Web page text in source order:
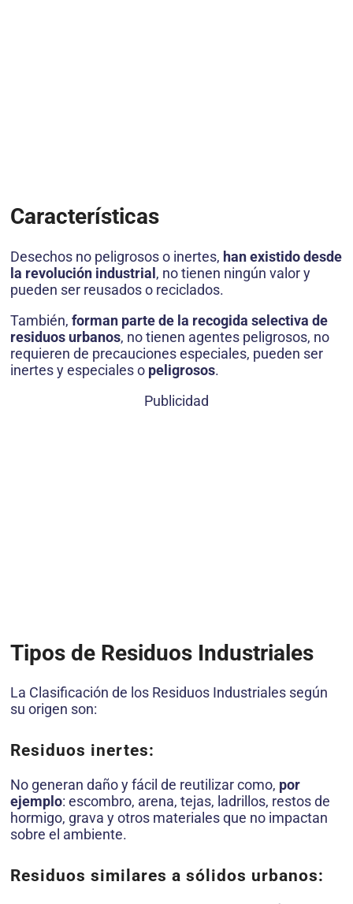
Características
Desechos no peligrosos o inertes, han existido desde
la revolución industrial, no tienen ningún valor y
pueden ser reusados o reciclados.
También, forman parte de la recogida selectiva de
residuos urbanos, no tienen agentes peligrosos, no
requieren de precauciones especiales, pueden ser
inertes y especiales o peligrosos.
Publicidad
Tipos de Residuos Industriales
La Clasificación de los Residuos Industriales según
su origen son:
Residuos inertes:
No generan daño y fácil de reutilizar como, por
ejemplo: escombro, arena, tejas, ladrillos, restos de
hormigo, grava y otros materiales que no impactan
sobre el ambiente.
Residuos similares a sólidos urbanos: